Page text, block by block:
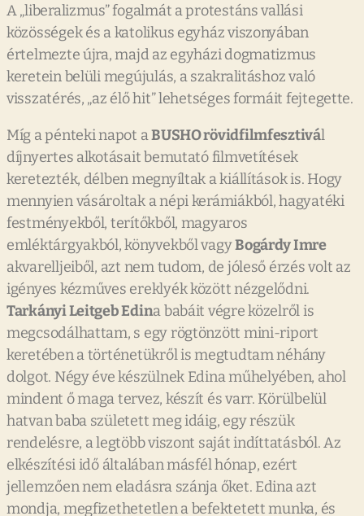
A „liberalizmus” fogalmát a protestáns vallási
közösségek és a katolikus egyház viszonyában
értelmezte újra, majd az egyházi dogmatizmus
keretein belüli megújulás, a szakralitáshoz való
visszatérés, „az élő hit” lehetséges formáit fejtegette.
Míg a pénteki napot aBUSHO rövidfilmfesztivál
díjnyertes alkotásait bemutató filmvetítések
keretezték, délben megnyíltak a kiállítások is. Hogy
mennyien vásároltak a népi kerámiákból, hagyatéki
festményekből, terítőkből, magyaros
emléktárgyakból, könyvekből vagyBogárdy Imre
akvarelljeiből, azt nem tudom, de jóleső érzés volt az
igényes kézműves ereklyék között nézgelődni.
Tarkányi Leitgeb Edina babáit végre közelről is
megcsodálhattam, s egy rögtönzött mini-riport
keretében a történetükről is megtudtam néhány
dolgot. Négy éve készülnek Edina műhelyében, ahol
mindent ő maga tervez, készít és varr. Körülbelül
hatvan baba született meg idáig, egy részük
rendelésre, a legtöbb viszont saját indíttatásból. Az
elkészítési idő általában másfél hónap, ezért
jellemzően nem eladásra szánja őket. Edina azt
mondja, megfizethetetlen a befektetett munka, és